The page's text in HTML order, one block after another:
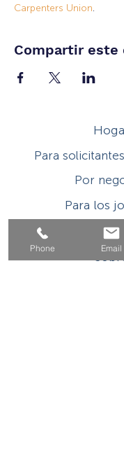
Carpenters Union.
Compartir este
Para
Por
Para los
Phone Email